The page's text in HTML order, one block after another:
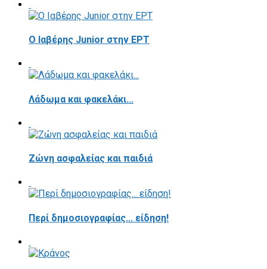
Ο Ιαβέρης Junior στην ΕΡΤ
Λάδωμα και φακελάκι...
Ζώνη ασφαλείας και παιδιά
Περί δημοσιογραφίας... είδηση!